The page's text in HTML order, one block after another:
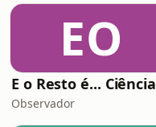
EO
E o Resto é... Ciência
Observador